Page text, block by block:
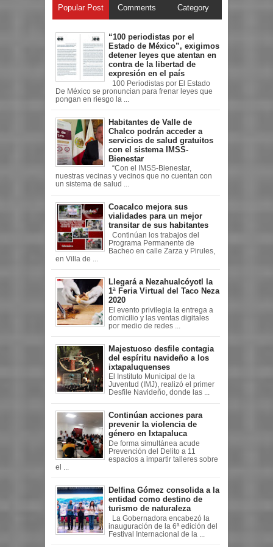
Popular Post Comments Category
“100 periodistas por el
Estado de México”, exigimos
detener leyes que atentan en
contra de la libertad de
expresión en el país
100 Periodistas por El Estado
De México se pronuncian para frenar leyes que
pongan en riesgo la ...
Habitantes de Valle de
Chalco podrán acceder a
servicios de salud gratuitos
con el sistema IMSS-
Bienestar
“Con el IMSS-Bienestar,
nuestras vecinas y vecinos que no cuentan con
un sistema de salud ...
Coacalco mejora sus
vialidades para un mejor
transitar de sus habitantes
Continúan los trabajos del
Programa Permanente de
Bacheo en calle Zarza y Pirules,
en Villa de ...
Llegará a Nezahualcóyotl la
1ª Feria Virtual del Taco Neza
2020
El evento privilegia la entrega a
domicilio y las ventas digitales
por medio de redes ...
Majestuoso desfile contagia
del espíritu navideño a los
ixtapaluquenses
El Instituto Municipal de la
Juventud (IMJ), realizó el primer
Desfile Navideño, donde las ...
Continúan acciones para
prevenir la violencia de
género en Ixtapaluca
De forma simultánea acude
Prevención del Delito a 11
espacios a impartir talleres sobre
el ...
Delfina Gómez consolida a la
entidad como destino de
turismo de naturaleza
La Gobernadora encabezó la
inauguración de la 6ª edición del
Festival Internacional de la ...